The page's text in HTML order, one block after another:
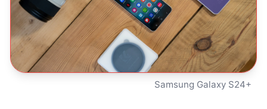
Samsung Galaxy S24+